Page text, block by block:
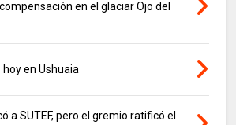
en el glaciar Ojo del
en Ushuaia
a SUTEF, pero el gremio ratificó el